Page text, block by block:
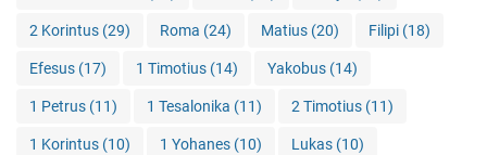
2 Korintus (29) Roma (24) Matius (20) Filipi (18)
Efesus (17) 1 Timotius (14) Yakobus (14)
1 Petrus (11) 1 Tesalonika (11) 2 Timotius (11)
1 Korintus (10) 1 Yohanes (10) Lukas (10)